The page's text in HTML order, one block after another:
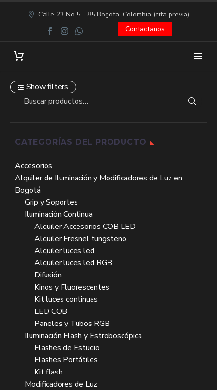
Calle 23 No 5 - 85 Bogota, Colombia (cita previa)
Contactanos
Show filters
CATEGORÍAS DEL PRODUCTO
Accesorios
Alquiler de Iluminación y Modificadores de Luz en
Bogotá
Grip y Soportes
Iluminación Continua
Alquiler Accesorios COB LED
Alquiler Fresnel tungsteno
Alquiler luces led
Alquiler luces led RGB
Difusión
Kinos y Fluorescentes
Kit luces continuas
LED COB
Paneles y Tubos RGB
Iluminación Flash y Estroboscópica
Flashes de Estudio
Flashes Portátiles
Kit flash
Modificadores de Luz